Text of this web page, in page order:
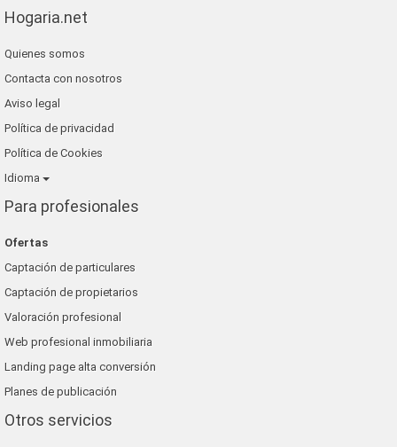
lunallar
blaneshouse s.l.
grup 90
Hogaria.net
Quienes somos
Contacta con nosotros
Aviso legal
Política de privacidad
Política de Cookies
Idioma
Para profesionales
Ofertas
Captación de particulares
Captación de propietarios
Valoración profesional
Web profesional inmobiliaria
Landing page alta conversión
Planes de publicación
Otros servicios